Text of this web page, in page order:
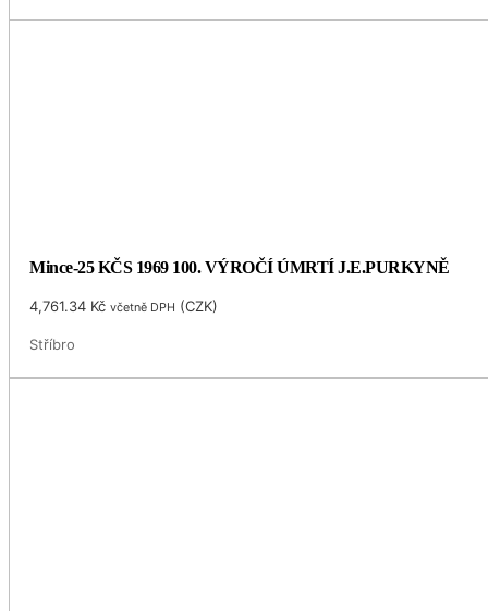
Mince-25 KČS 1969 100. VÝROČÍ ÚMRTÍ J.E.PURKYNĚ
4,761.34 Kč včetně DPH (CZK)
Stříbro